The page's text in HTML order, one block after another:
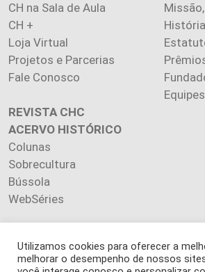
CH na Sala de Aula
CH +
Loja Virtual
Projetos e Parcerias
Fale Conosco
História
Equipes
REVISTA CHC
ACERVO HISTÓRICO
Colunas
Sobrecultura
Bússola
WebSéries
Utilizamos cookies para oferecer a
melhorar o desempenho de nossos